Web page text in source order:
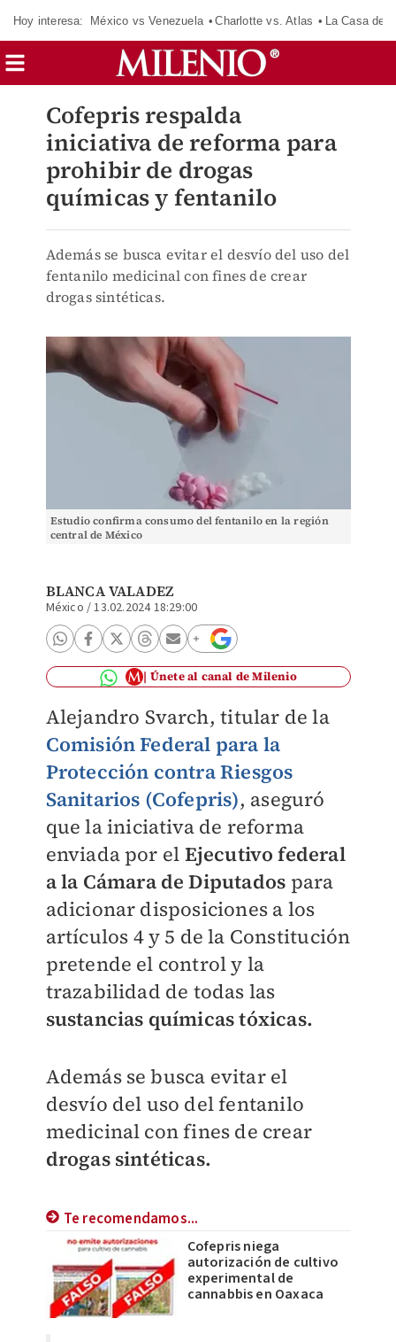
Hoy interesa: México vs Venezuela Charlotte vs. Atlas La Casa de
Cofepris respalda
iniciativa de reforma para
prohibir de drogas
químicas y fentanilo
Además se busca evitar el desvío del uso del
fentanilo medicinal con fines de crear
drogas sintéticas.
Estudio confirma consumo del fentanilo en la región
central de México
BLANCA VALADEZ
México /13.02.2024 18:29:00
Únete al canal de Milenio
Alejandro Svarch,titular de la
Comisión Federal para la
Protección contra Riesgos
Sanitarios (Cofepris), aseguró
que la iniciativa de reforma
enviada por el Ejecutivo federal
a la Cámara de Diputados para
adicionar disposiciones a los
artículos 4 y 5 de la Constitución
pretende el control y la
trazabilidad de todas las
sustancias químicas tóxicas.
Además se busca evitar el
desvío del uso del fentanilo
medicinal con fines de crear
drogas sintéticas.
Te recomendamos...
Cofepris niega
autorización de cultivo
experimental de
cannabbis en Oaxaca